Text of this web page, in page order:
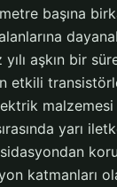
başına
aşkın bir
etkili
yarı
katmanları